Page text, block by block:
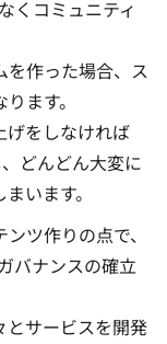
くコミュニティ
作った場合、ス
ます。
げをしなければ
どんどん大変に
います。
ツ作りの点で、
バナンスの確立
とサービスを開発